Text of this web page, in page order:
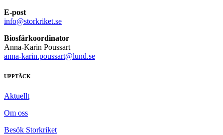
E-post
info@storkriket.se
Biosfärkoordinator
Anna-Karin Poussart
anna-karin.poussart@lund.se
UPPTÄCK
Aktuellt
Om oss
Besök Storkriket